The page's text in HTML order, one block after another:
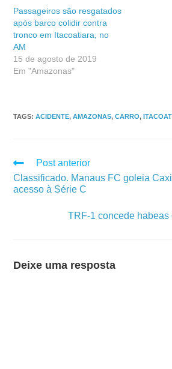
Passageiros são resgatados
após barco colidir contra
tronco em Itacoatiara, no
AM
15 de agosto de 2019
Em "Amazonas"
TAGS:ACIDENTE, AMAZONAS, CARRO,
Post anterior
Classificado. Manaus FC goleia
acesso à Série C
TRF-1 concede habeas
Deixe uma resposta